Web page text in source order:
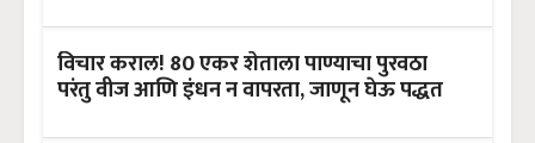
विचार कराल! 80 एकर शेताला पाण्याचा पुरवठा
परंतु वीज आणि इंधन न वापरता, जाणून घेऊ पद्धत